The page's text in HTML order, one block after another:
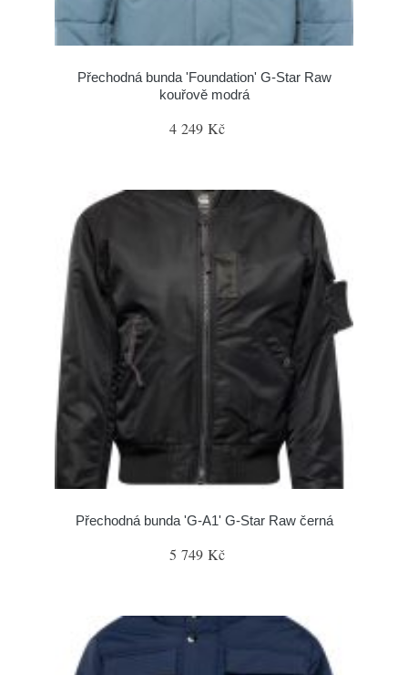
Přechodná bunda 'Foundation' G-Star Raw
kouřově modrá
4 249 Kč
Přechodná bunda 'G-A1' G-Star Raw černá
5 749 Kč